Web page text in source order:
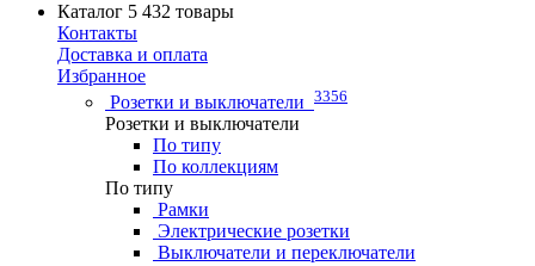
Каталог 5 432 товары
Контакты
Доставка и оплата
Избранное
Розетки и выключатели 3356
Розетки и выключатели
По типу
По коллекциям
По типу
Рамки
Электрические розетки
Выключатели и переключатели